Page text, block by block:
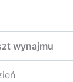
wynajmu